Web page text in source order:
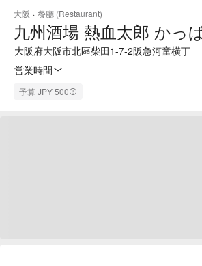
大阪 · 餐廳 (Restaurant)
九州酒場 熱血太郎 かっ
大阪府大阪市北區柴田1-7-2阪急河童橫丁
営業時間
予算 JPY 500